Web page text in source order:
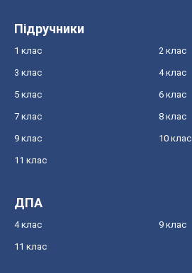
Підручники
1 клас 2 клас
3 клас 4 клас
5 клас 6 клас
7 клас 8 клас
9 клас 10 клас
11 клас
ДПА
4 клас 9 клас
11 клас